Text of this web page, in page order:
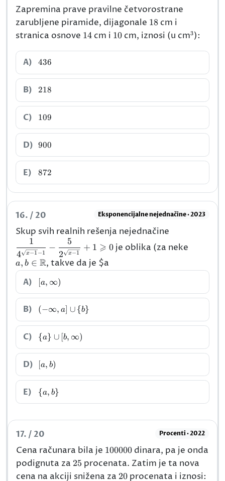
Zapremina prave pravilne četvorostrane
zarubljene piramide, dijagonale 18
18 cm i
stranica osnove 14
14 cm i 10
10 cm, iznosi (u cm^{3}
3):
A) 436
436
B) 218
218
C) 109
109
D) 900
900
E) 872
872
16. / 20 Eksponencijalne nejednačine · 2023
Skup svih realnih rešenja nejednačine
{4^{\sqrt{x-
1}-1}}-
4 x−1 −1
1
−
2 x−1
5
+ 1 ⩾ 0je oblika (za neke
a, b ∈ R, takve da je $a
A) [a,\infty)
[a, ∞)
B)
(-
\infty,a]\cup\
{b\}
(−∞, a] ∪ {b}
C)
\
{a\}\cup[b,\infty)
{a} ∪ [b, ∞)
D) [a,b)
a, b)
E)
\
{a,b\}
{a, b}
17. / 20 Procenti · 2022
Cena računara bila je 100000
100000 dinara, pa je onda
podignuta za 25
25 procenata. Zatim je ta nova
cena na akciji snižena za 20
20 procenata i iznosi: